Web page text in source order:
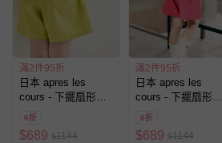
滿2件95折
日本 apres les
cours - 下擺扇形愛
心口袋俏麗短褲-素
6折
$689 $1144
滿2件95折
日本 apres les
cours - 下擺扇形愛
心口袋俏麗短褲-素
6折
$689 $1144